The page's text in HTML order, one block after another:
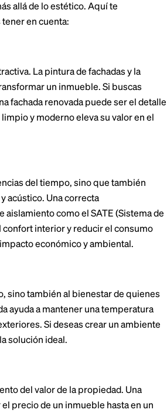
allá de lo estético. Aquí te
en cuenta:
La pintura de fachadas y la
un inmueble. Si buscas
fachada renovada puede ser el detalle
y moderno eleva su valor en el
del tiempo, sino que también
acústico. Una correcta
como el SATE (Sistema de
interior y reducir el consumo
económico y ambiental.
sino también al bienestar de quienes
ayuda a mantener una temperatura
Si deseas crear un ambiente
solución ideal.
del valor de la propiedad. Una
precio de un inmueble hasta en un